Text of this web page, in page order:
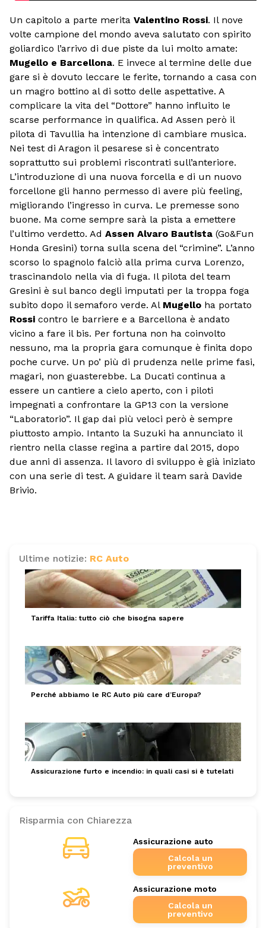
Un capitolo a parte merita Valentino Rossi. Il nove
volte campione del mondo aveva salutato con spirito
goliardico l’arrivo di due piste da lui molto amate:
Mugello e Barcellona. E invece al termine delle due
gare si è dovuto leccare le ferite, tornando a casa con
un magro bottino al di sotto delle aspettative. A
complicare la vita del “Dottore” hanno influito le
scarse performance in qualifica. Ad Assen però il
pilota di Tavullia ha intenzione di cambiare musica.
Nei test di Aragon il pesarese si è concentrato
soprattutto sui problemi riscontrati sull’anteriore.
L’introduzione di una nuova forcella e di un nuovo
forcellone gli hanno permesso di avere più feeling,
migliorando l’ingresso in curva. Le premesse sono
buone. Ma come sempre sarà la pista a emettere
l’ultimo verdetto. Ad Assen Alvaro Bautista (Go&Fun
Honda Gresini) torna sulla scena del “crimine”. L’anno
scorso lo spagnolo falciò alla prima curva Lorenzo,
trascinandolo nella via di fuga. Il pilota del team
Gresini è sul banco degli imputati per la troppa foga
subito dopo il semaforo verde. Al Mugello ha portato
Rossi contro le barriere e a Barcellona è andato
vicino a fare il bis. Per fortuna non ha coinvolto
nessuno, ma la propria gara comunque è finita dopo
poche curve. Un po’ più di prudenza nelle prime fasi,
magari, non guasterebbe. La Ducati continua a
essere un cantiere a cielo aperto, con i piloti
impegnati a confrontare la GP13 con la versione
“Laboratorio”. Il gap dai più veloci però è sempre
piuttosto ampio. Intanto la Suzuki ha annunciato il
rientro nella classe regina a partire dal 2015, dopo
due anni di assenza. Il lavoro di sviluppo è già iniziato
con una serie di test. A guidare il team sarà Davide
Brivio.
Ultime notizie: RC Auto
Tariffa Italia: tutto ciò che bisogna sapere
Perché abbiamo le RC Auto più care d’Europa?
Assicurazione furto e incendio: in quali casi si è tutelati
Risparmia con Chiarezza
Assicurazione auto
Calcola un
preventivo
Assicurazione moto
Calcola un
preventivo